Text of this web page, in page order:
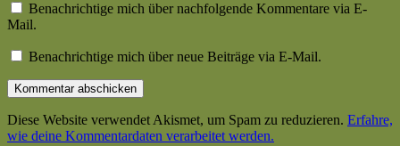
Benachrichtige mich über nachfolgende Kommentare via E-
Mail.
Benachrichtige mich über neue Beiträge via E-Mail.
Diese Website verwendet Akismet, um Spam zu reduzieren. Erfahre,
wie deine Kommentardaten verarbeitet werden.